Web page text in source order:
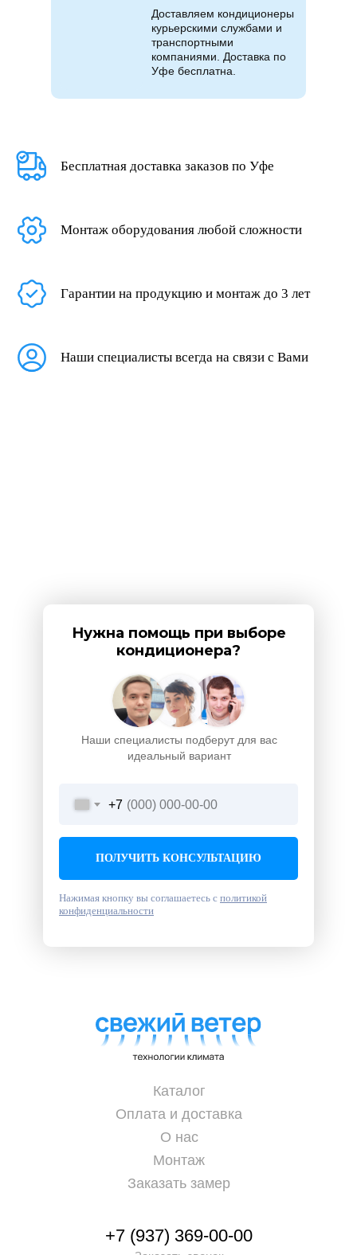
Доставляем кондиционеры
курьерскими службами и
транспортными
компаниями. Доставка по
Уфе бесплатна.
Бесплатная доставка заказов по Уфе
Монтаж оборудования любой сложности
Гарантии на продукцию и монтаж до 3 лет
Наши специалисты всегда на связи с Вами
Наши специалисты подберут для вас
идеальный вариант
Нужна помощь при выборе
кондиционера?
+7
ПОЛУЧИТЬ КОНСУЛЬТАЦИЮ
Нажимая кнопку вы соглашаетесь с политикой
конфиденциальности
+7 (937) 369-00-00
Каталог
Оплата и доставка
О нас
Монтаж
Заказать замер